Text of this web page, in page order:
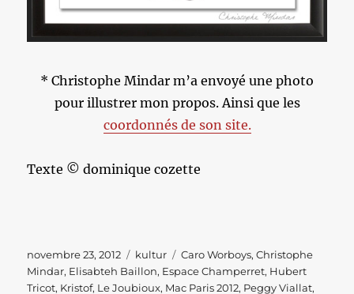
* Christophe Mindar m’a envoyé une photo
pour illustrer mon propos. Ainsi que les
coordonnés de son site.
Texte © dominique cozette
Publié
le
novembre 23, 2012 Catégories
kultur Étiquettes
Caro Worboys,Christophe
Mindar, Elisabteh Baillon, Espace Champerret, Hubert
Tricot, Kristof, Le Joubioux, Mac Paris 2012, Peggy Viallat,